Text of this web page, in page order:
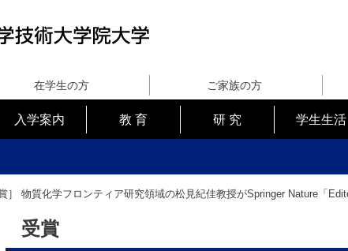
在学生の方 ご家族の方
入学案内 教 育 研 究 学生生活
］ 物質化学フロンティア研究領域の松見紀佳教授がSpringer Nature「
受賞